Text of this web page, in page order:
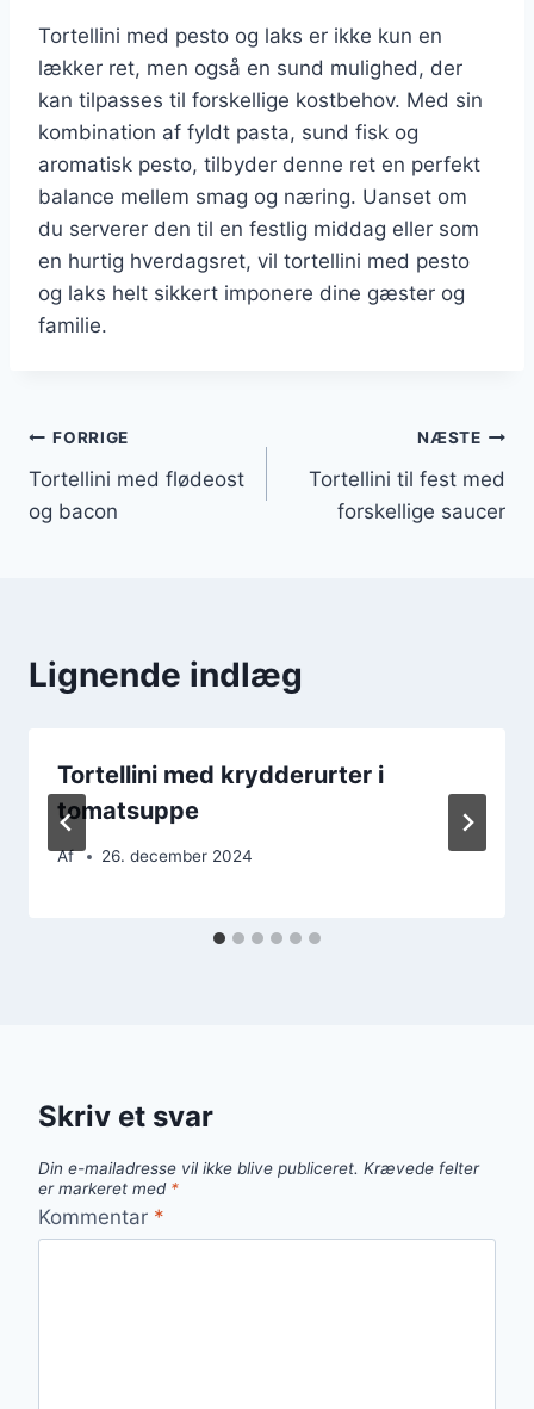
Tortellini med pesto og laks er ikke kun en
lækker ret, men også en sund mulighed, der
kan tilpasses til forskellige kostbehov. Med sin
kombination af fyldt pasta, sund fisk og
aromatisk pesto, tilbyder denne ret en perfekt
balance mellem smag og næring. Uanset om
du serverer den til en festlig middag eller som
en hurtig hverdagsret, vil tortellini med pesto
og laks helt sikkert imponere dine gæster og
familie.
Indlægsnavigation
FORRIGE
Tortellini med flødeost
og bacon
NÆSTE
Tortellini til fest med
forskellige saucer
Lignende indlæg
Tortellini med krydderurter i
tomatsuppe
Af 26. december 2024
Skriv et svar
Din e-mailadresse vil ikke blive publiceret. Krævede felter
er markeret med *
Kommentar *